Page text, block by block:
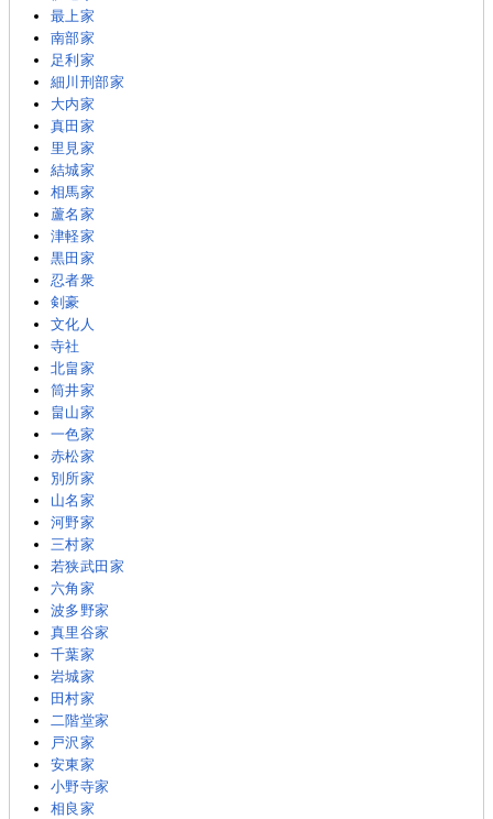
最上家
南部家
足利家
細川刑部家
大内家
真田家
里見家
結城家
相馬家
蘆名家
津軽家
黒田家
忍者衆
剣豪
文化人
寺社
北畠家
筒井家
畠山家
一色家
赤松家
別所家
山名家
河野家
三村家
若狭武田家
六角家
波多野家
真里谷家
千葉家
岩城家
田村家
二階堂家
戸沢家
安東家
小野寺家
相良家